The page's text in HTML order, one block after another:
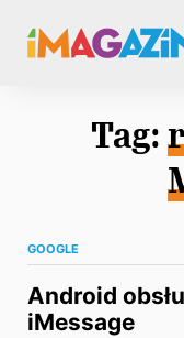
Tag:
GOOGLE
Android
iMessage